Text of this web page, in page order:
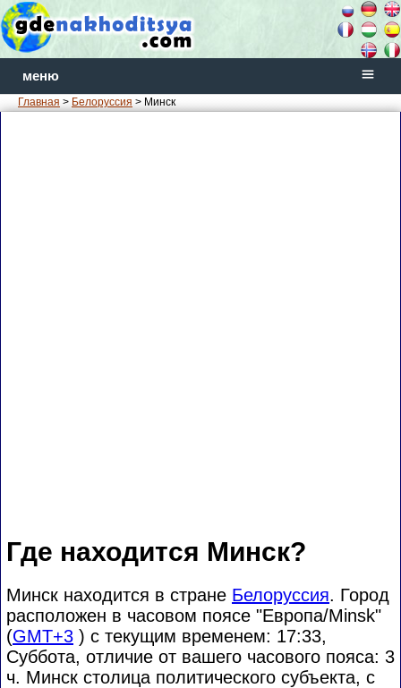
меню
Главная > Белоруссия > Минск
Где находится Минск?
Минск находится в стране Белоруссия. Город
расположен в часовом поясе "Европа/Minsk"
(GMT+3 ) с текущим временем: 17:33,
Суббота, отличие от вашего часового пояса: 3
ч. Минск столица политического субъекта, с